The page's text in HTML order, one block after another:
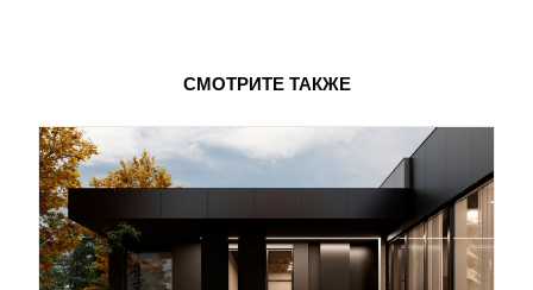
СМОТРИТЕ ТАКЖЕ